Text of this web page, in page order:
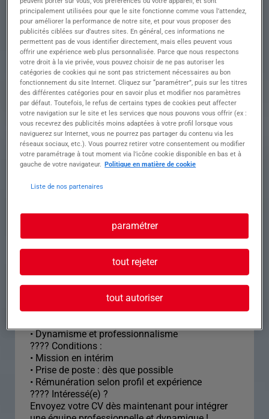
• Lecture de plans isométriques et schémas
techniques
• Traçage, découpe, cintrage et ajustement des
tubes
• Montage et installation sur site ou en atelier
• Contrôle de l'étanchéité et des installations
• Respect des consignes de sécurité et des
procédures
Profil recherché
• Maîtrise des techniques de tuyauterie
• Connaissance des matériaux (acier, inox, PVC,
• Lecture de plans et prise de cotes précises
• Capacité à travailler en autonomie
• Expérience significative sur un poste similaire
???? Savoir-être :
• Rigueur et précision
• Autonomie et sens de l'organisation
• Esprit d'équipe
• Dynamisme et professionnalisme
???? Conditions :
• Mission en intérim
• Prise de poste : dès que possible
• Rémunération selon profil et expérience
???? Intéressé(e) ?
Envoyez votre CV dès maintenant pour intégrer
principalement utilisées pour que le site fonctionne comme vous l’attendez,
pour améliorer la performance de notre site, et pour vous proposer des
publicités ciblées sur d’autres sites. En général, ces informations ne
permettent pas de vous identifier directement, mais elles peuvent vous
offrir une expérience web plus personnalisée. Parce que nous respectons
votre droit à la vie privée, vous pouvez choisir de ne pas autoriser les
catégories de cookies qui ne sont pas strictement nécessaires au bon
fonctionnement du site Internet. Cliquez sur “paramétrer”, puis sur les titres
des différentes catégories pour en savoir plus et modifier nos paramètres
par défaut. Toutefois, le refus de certains types de cookies peut affecter
votre navigation sur le site et les services que nous pouvons vous offrir (ex :
vous recevrez des publicités moins adaptées à votre profil lorsque vous
naviguerez sur Internet, vous ne pourrez pas partager du contenu via les
réseaux sociaux, etc.). Vous pourrez retirer votre consentement ou modifier
votre paramétrage à tout moment via l’icône cookie disponible en bas et à
gauche de votre navigateur. Politique en matière de cookie
Liste de nos partenaires
paramétrer
tout rejeter
tout autoriser